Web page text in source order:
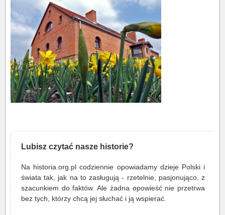
Lubisz czytać nasze historie?
Na historia.org.pl codziennie opowiadamy dzieje Polski i
świata tak, jak na to zasługują - rzetelnie, pasjonująco, z
szacunkiem do faktów. Ale żadna opowieść nie przetrwa
bez tych, którzy chcą jej słuchać i ją wspierać.